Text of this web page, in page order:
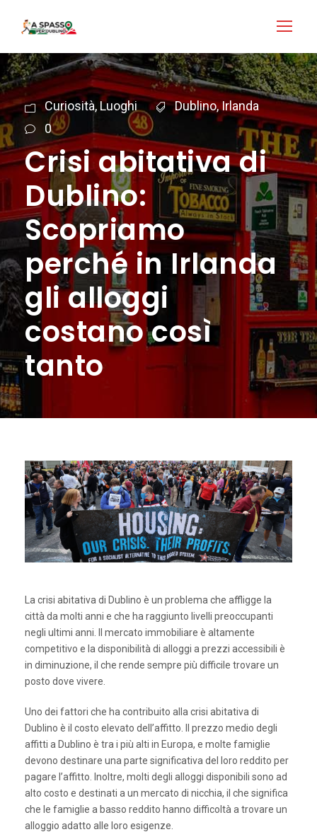
Curiosità, Luoghi Dublino,Irlanda
0
Crisi abitativa di
Dublino:
Scopriamo
perché in Irlanda
gli alloggi
costano così
tanto
La crisi abitativa di Dublino è un problema che affligge la
città da molti anni e che ha raggiunto livelli preoccupanti
negli ultimi anni. Il mercato immobiliare è altamente
competitivo e la disponibilità di alloggi a prezzi accessibili è
in diminuzione, il che rende sempre più difficile trovare un
posto dove vivere.
Uno dei fattori che ha contribuito alla crisi abitativa di
Dublino è il costo elevato dell’affitto. Il prezzo medio degli
affitti a Dublino è tra i più alti in Europa, e molte famiglie
devono destinare una parte significativa del loro reddito per
pagare l’affitto. Inoltre, molti degli alloggi disponibili sono ad
alto costo e destinati a un mercato di nicchia, il che significa
che le famiglie a basso reddito hanno difficoltà a trovare un
alloggio adatto alle loro esigenze.